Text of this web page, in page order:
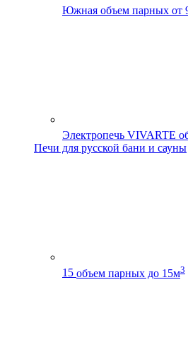
Южная объем парных от
Электропечь VIVARTE
Печи для русской бани и сауны
15 объем парных до 15м3